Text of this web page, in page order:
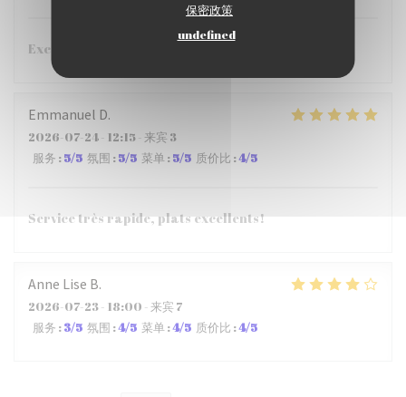
保密政策
undefined
Excellent restaurant !!!
Emmanuel D
2026-07-24- 12:15 - 来宾 3
服务 :5/5 氛围 :5/5 菜单 : 5/5 质价比 :4/5
Service très rapide, plats excellents!
Anne Lise B
2026-07-23- 18:00 - 来宾 7
服务 :3/5 氛围 :4/5 菜单:4/5 质价比 :4/5